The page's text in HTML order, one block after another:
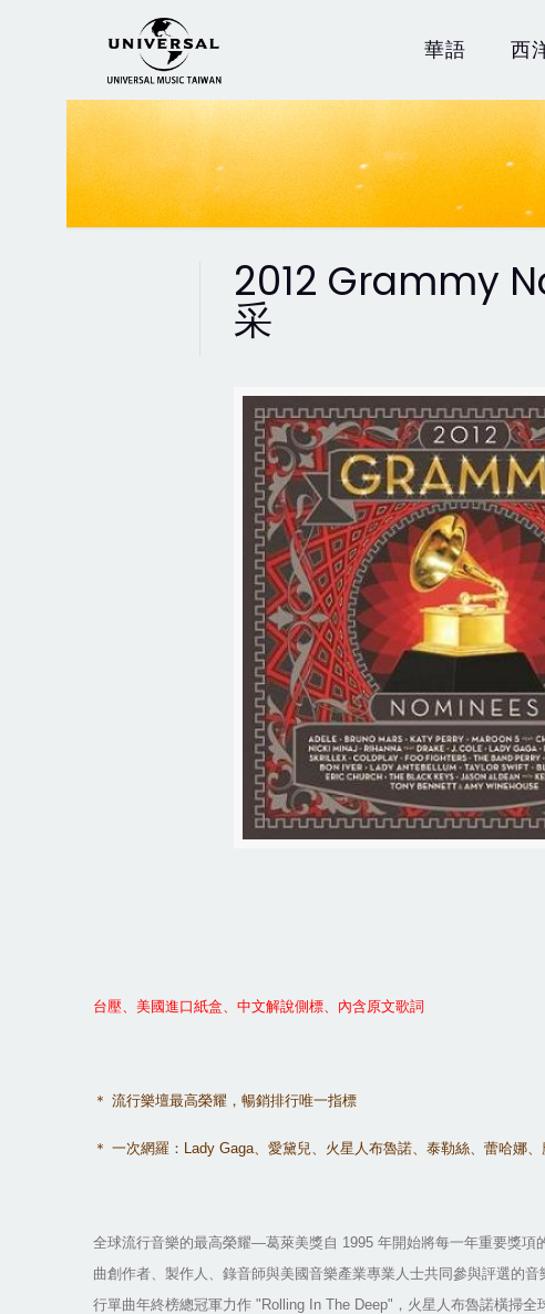
華語 西
2012 Grammy
采
台壓、美國進口紙盒、中文解說側標、內含原文歌詞
＊ 流行樂壇最高榮耀，暢銷排行唯一指標
＊ 一次網羅： Lady Gaga、愛黛兒、火星人布魯諾、泰勒絲、蕾哈娜
全球流行音樂的最高榮耀—葛萊美獎自 1995 年開始將每一年重要獎項
曲創作者、製作人、錄音師與美國音樂產業專業人士共同參與評選的音
行單曲年終榜總冠軍力作 "Rolling In The Deep" ，火星人布魯諾橫掃全